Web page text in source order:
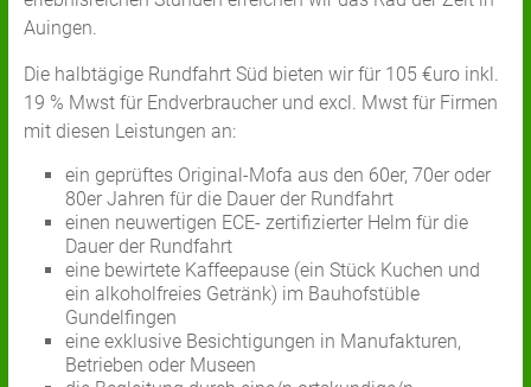
Auingen.
Die halbtägige Rundfahrt Süd bieten wir für 105 €uro inkl.
19 % Mwst für Endverbraucher und excl. Mwst für Firmen
mit diesen Leistungen an:
ein geprüftes Original-Mofa aus den 60er, 70er oder
80er Jahren für die Dauer der Rundfahrt
einen neuwertigen ECE- zertifizierter Helm für die
Dauer der Rundfahrt
eine bewirtete Kaffeepause (ein Stück Kuchen und
ein alkoholfreies Getränk) im Bauhofstüble
Gundelfingen
eine exklusive Besichtigungen in Manufakturen,
Betrieben oder Museen